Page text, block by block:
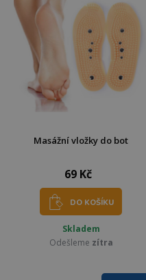
Masážní vložky do bot
69 Kč
DO KOŠÍKU
Skladem
Odešleme zítra